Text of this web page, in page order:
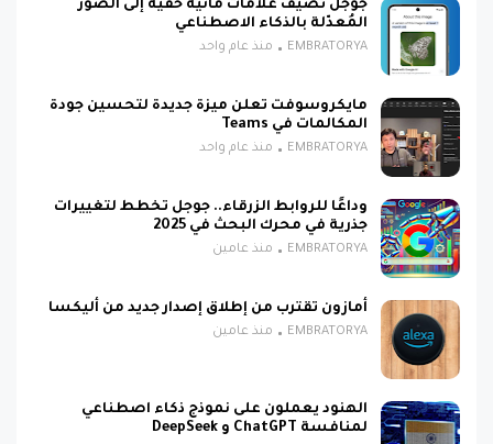
جوجل تضيف علامات مائية خفية إلى الصور
المُعدّلة بالذكاء الاصطناعي
EMBRATORYA منذ عام واحد
مايكروسوفت تعلن ميزة جديدة لتحسين جودة
المكالمات في Teams
EMBRATORYA منذ عام واحد
وداعًا للروابط الزرقاء.. جوجل تخطط لتغييرات
جذرية في محرك البحث في 2025
EMBRATORYA منذ عامين
أمازون تقترب من إطلاق إصدار جديد من أليكسا
EMBRATORYA منذ عامين
الهنود يعملون على نموذج ذكاء اصطناعي
لمنافسة ChatGPT و DeepSeek